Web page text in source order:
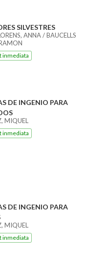
SILVESTRES
ANNA / BAUCELLS
inmediata
DE INGENIO PARA
MIQUEL
inmediata
DE INGENIO PARA
MIQUEL
inmediata